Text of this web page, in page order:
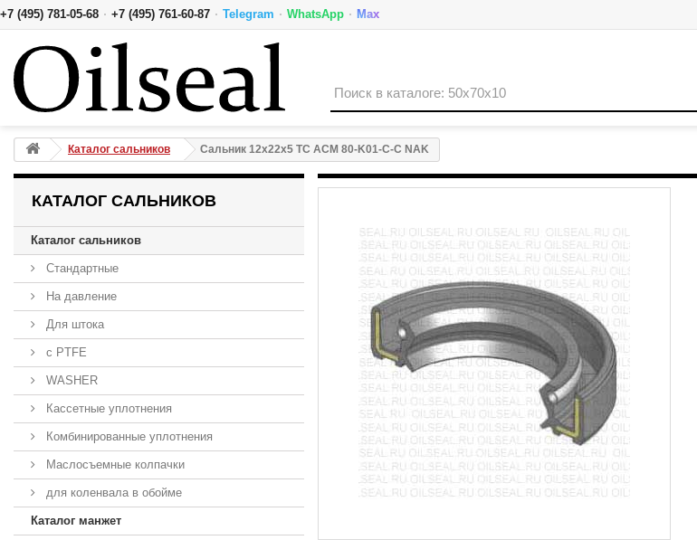
+7 (495) 781-05-68 · +7 (495) 761-60-87 · Telegram · WhatsApp · Max
Каталог сальников Сальник 12x22x5 TC ACM 80-K01-C-C NAK
КАТАЛОГ САЛЬНИКОВ
Каталог сальников
Стандартные
На давление
Для штока
с PTFE
WASHER
Кассетные уплотнения
Комбинированные уплотнения
Маслосъемные колпачки
для коленвала в обойме
Каталог манжет
Сальник 12x22x5 TC ACM 80-K01-C-C NAK